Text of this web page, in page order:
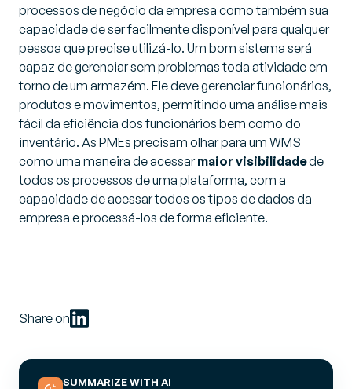
processos de negócio da empresa como também sua
capacidade de ser facilmente disponível para qualquer
pessoa que precise utilizá-lo. Um bom sistema será
capaz de gerenciar sem problemas toda atividade em
torno de um armazém. Ele deve gerenciar funcionários,
produtos e movimentos, permitindo uma análise mais
fácil da eficiência dos funcionários bem como do
inventário. As PMEs precisam olhar para um WMS
como uma maneira de acessarmaior visibilidadede
todos os processos de uma plataforma, com a
capacidade de acessar todos os tipos de dados da
empresa e processá-los de forma eficiente.
Share on
SUMMARIZE WITH AI